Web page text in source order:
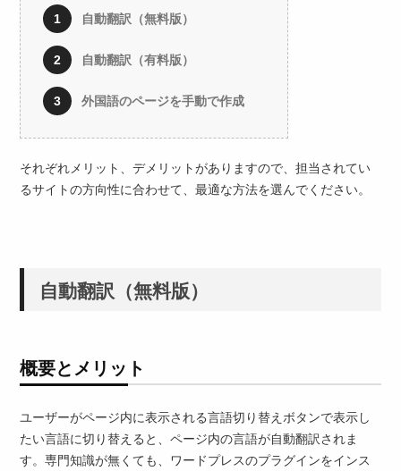
自動翻訳（無料版）
自動翻訳（有料版）
外国語のページを手動で作成
それぞれメリット、デメリットがありますので、担当されてい
るサイトの方向性に合わせて、最適な方法を選んでください。
自動翻訳（無料版）
概要とメリット
ユーザーがページ内に表示される言語切り替えボタンで表示し
たい言語に切り替えると、ページ内の言語が自動翻訳されま
す。専門知識が無くても、ワードプレスのプラグインをインス